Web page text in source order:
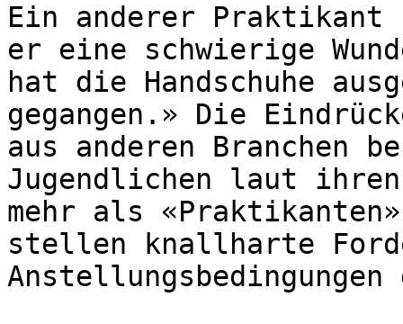
Ein anderer
er eine schwierige
hat die Handschuhe
gegangen.» Die
aus anderen Branchen
Jugendlichen laut
mehr als
stellen knallharte